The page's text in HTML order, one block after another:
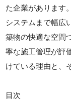
た企業があります
システムまで幅広
築物の快適な空間
寧な施工管理が評
けている理由と、
目次